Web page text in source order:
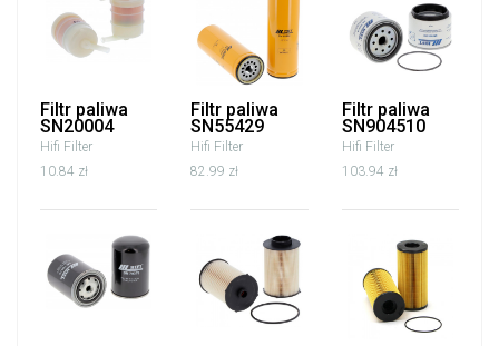
Filtr paliwa
SN20004
Hifi Filter
10.84 zł
Filtr paliwa
SN55429
Hifi Filter
82.99 zł
Filtr paliwa
SN904510
Hifi Filter
103.94 zł